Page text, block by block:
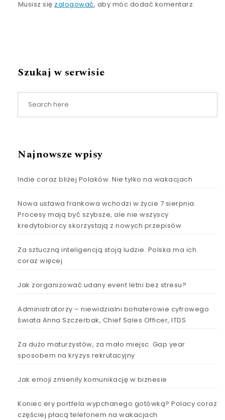
Musisz się zalogować, aby móc dodać komentarz.
Szukaj w serwisie
Najnowsze wpisy
Indie coraz bliżej Polaków. Nie tylko na wakacjach
Nowa ustawa frankowa wchodzi w życie 7 sierpnia.
Procesy mają być szybsze, ale nie wszyscy
kredytobiorcy skorzystają z nowych przepisów
Za sztuczną inteligencją stoją ludzie. Polska ma ich
coraz więcej
Jak zorganizować udany event letni bez stresu?
Administratorzy – niewidzialni bohaterowie cyfrowego
świata Anna Szczerbak, Chief Sales Officer, ITDS
Za dużo maturzystów, za mało miejsc. Gap year
sposobem na kryzys rekrutacyjny
Jak emoji zmieniły komunikację w biznesie
Koniec ery portfela wypchanego gotówką? Polacy coraz
częściej płacą telefonem na wakacjach